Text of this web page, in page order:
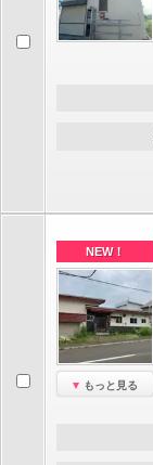
NEW！
もっと見る